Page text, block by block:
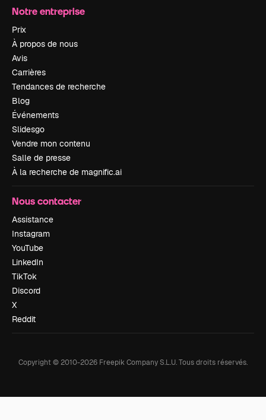
Notre entreprise
Prix
À propos de nous
Avis
Carrières
Tendances de recherche
Blog
Événements
Slidesgo
Vendre mon contenu
Salle de presse
À la recherche de magnific.ai
Nous contacter
Assistance
Instagram
YouTube
LinkedIn
TikTok
Discord
X
Reddit
Copyright © 2010-2026 Freepik Company S.L.U.Tous droits réservés.